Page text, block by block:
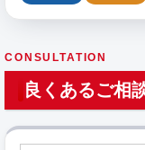
CONSULTATION
良くあるご相